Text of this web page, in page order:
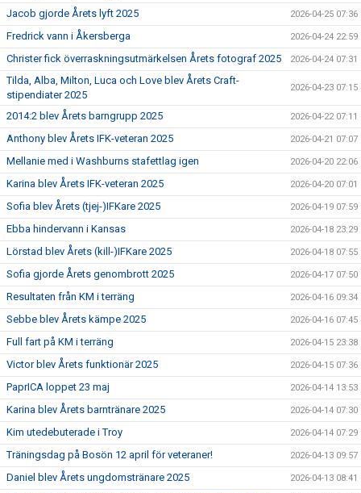
Jacob gjorde Årets lyft 2025 2026-04-25 07:36
Fredrick vann i Åkersberga 2026-04-24 22:59
Christer fick överraskningsutmärkelsen Årets fotograf 2025 2026-04-24 07:31
Tilda, Alba, Milton, Luca och Love blev Årets Craft-
stipendiater 2025
2026-04-23 07:15
2014:2 blev Årets barngrupp 2025 2026-04-22 07:11
Anthony blev Årets IFK-veteran 2025 2026-04-21 07:07
Mellanie med i Washburns stafettlag igen 2026-04-20 22:06
Karina blev Årets IFK-veteran 2025 2026-04-20 07:01
Sofia blev Årets (tjej-)IFKare 2025 2026-04-19 07:59
Ebba hindervann i Kansas 2026-04-18 23:29
Lörstad blev Årets (kill-)IFKare 2025 2026-04-18 07:55
Sofia gjorde Årets genombrott 2025 2026-04-17 07:50
Resultaten från KM i terräng 2026-04-16 09:34
Sebbe blev Årets kämpe 2025 2026-04-16 07:45
Full fart på KM i terräng 2026-04-15 23:38
Victor blev Årets funktionär 2025 2026-04-15 07:36
PaprICA loppet 23 maj 2026-04-14 13:53
Karina blev Årets barntränare 2025 2026-04-14 07:30
Kim utedebuterade i Troy 2026-04-14 07:29
Träningsdag på Bosön 12 april för veteraner! 2026-04-13 09:57
Daniel blev Årets ungdomstränare 2025 2026-04-13 08:41